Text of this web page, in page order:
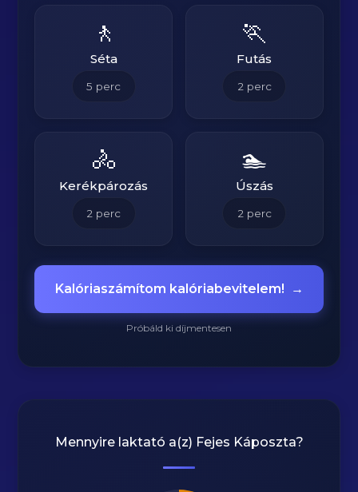
🚶
Séta
5 perc
🏃
Futás
2 perc
🚴
Kerékpározás
2 perc
🏊
Úszás
2 perc
Kalóriaszámítom kalóriabevitelem! →
Próbáld ki díjmentesen
Mennyire laktató a(z) Fejes Káposzta?